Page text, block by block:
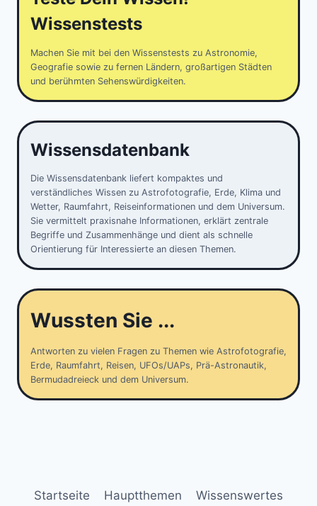
Wissenstests
Machen Sie mit bei den Wissenstests zu Astronomie,
Geografie sowie zu fernen Ländern, großartigen Städten
und berühmten Sehenswürdigkeiten.
Wissensdatenbank
Die Wissensdatenbank liefert kompaktes und
verständliches Wissen zu Astrofotografie, Erde, Klima und
Wetter, Raumfahrt, Reiseinformationen und dem Universum.
Sie vermittelt praxisnahe Informationen, erklärt zentrale
Begriffe und Zusammenhänge und dient als schnelle
Orientierung für Interessierte an diesen Themen.
Wussten Sie ...
Antworten zu vielen Fragen zu Themen wie Astrofotografie,
Erde, Raumfahrt, Reisen, UFOs/UAPs, Prä-Astronautik,
Bermudadreieck und dem Universum.
Startseite Hauptthemen Wissenswertes